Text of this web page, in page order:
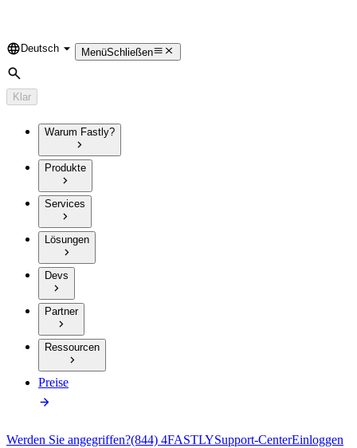
Language
Deutsch MenüSchließen
Suche
Klar
Warum Fastly?
Produkte
Services
Lösungen
Devs
Partner
Ressourcen
Preise
Werden Sie angegriffen?(844) 4FASTLYSupport-CenterEinloggen